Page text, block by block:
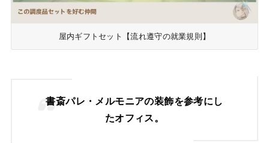
屋内ギフトセット【流れ遵守の就業規則】
書斎パレ・メルモニアの装飾を参考にし
たオフィス。